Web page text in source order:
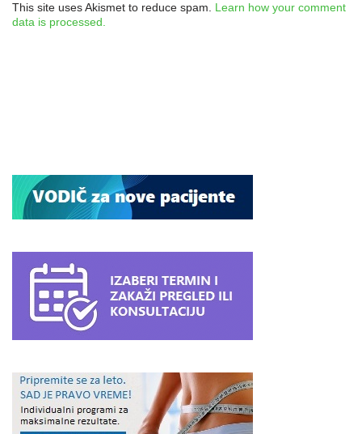
This site uses Akismet to reduce spam. Learn how your comment
data is processed.